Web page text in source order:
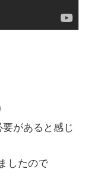
があると感じ
したので